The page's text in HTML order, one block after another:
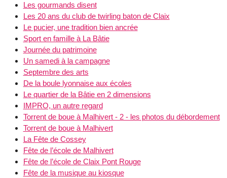
Les gourmands disent
Les 20 ans du club de twirling baton de Claix
Le pucier, une tradition bien ancrée
Sport en famille à La Bâtie
Journée du patrimoine
Un samedi à la campagne
Septembre des arts
De la boule lyonnaise aux écoles
Le quartier de la Bâtie en 2 dimensions
IMPRO, un autre regard
Torrent de boue à Malhivert - 2 - les photos du débordement
Torrent de boue à Malhivert
La Fête de Cossey
Fête de l’école de Malhivert
Fête de l’école de Claix Pont Rouge
Fête de la musique au kiosque